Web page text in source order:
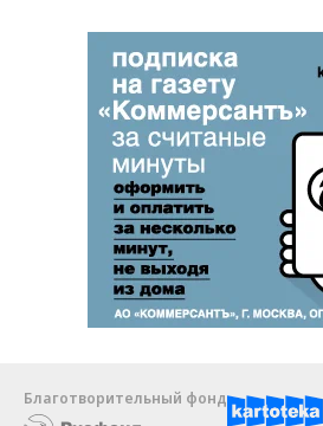
Благотворительный фонд